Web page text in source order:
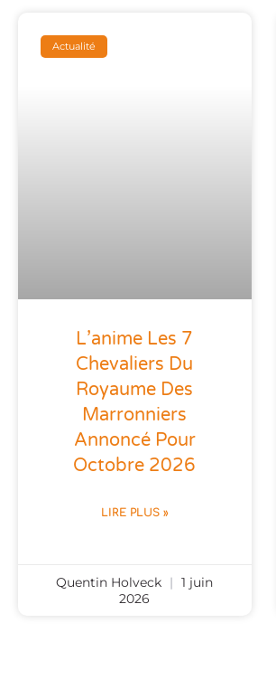
Actualité
L’anime Les 7
Chevaliers Du
Royaume Des
Marronniers
Annoncé Pour
Octobre 2026
LIRE PLUS »
Quentin Holveck
1 juin
2026